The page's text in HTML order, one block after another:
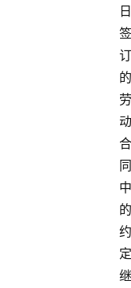
日
签
订
的
劳
动
合
同
中
的
约
定
继